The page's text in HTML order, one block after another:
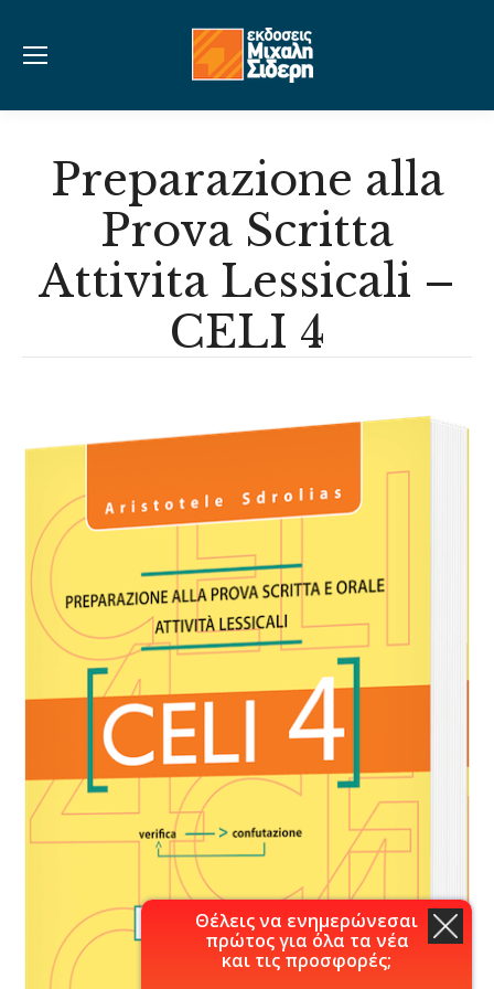
Preparazione alla
Prova Scritta
Attivita Lessicali –
CELI 4
Θέλεις να ενημερώνεσαι
πρώτος για όλα τα νέα
και τις προσφορές;